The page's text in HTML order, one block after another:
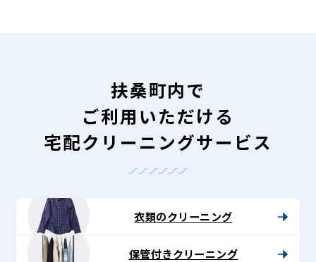
ト〉
扶桑町内で
ご利用いただける
宅配クリーニングサービス
衣類のクリーニング
保管付きクリーニング